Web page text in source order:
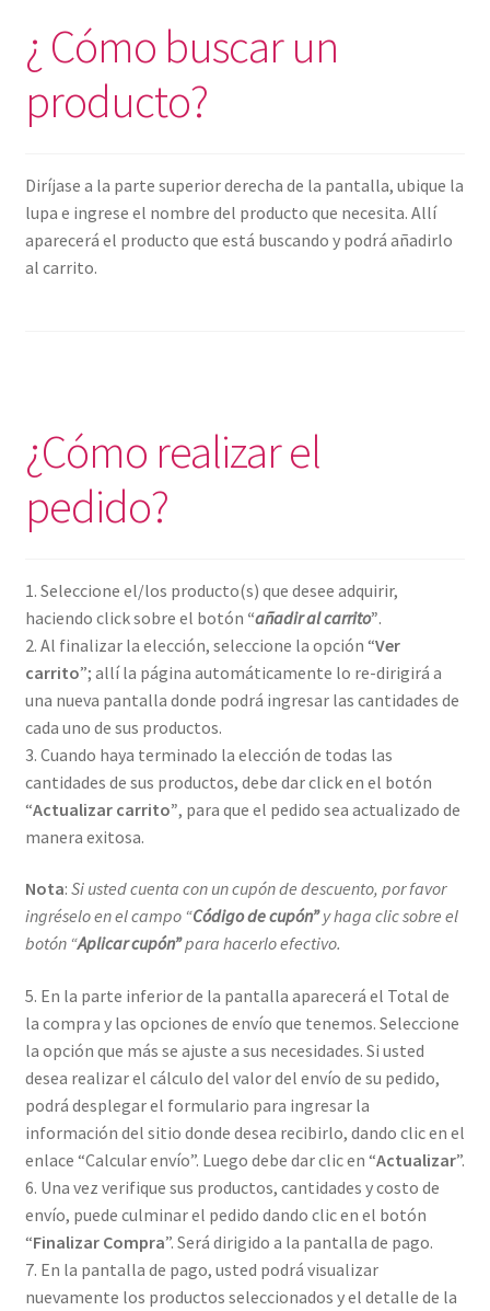
¿ Cómo buscar un
producto?
Diríjase a la parte superior derecha de la pantalla, ubique la
lupa e ingrese el nombre del producto que necesita. Allí
aparecerá el producto que está buscando y podrá añadirlo
al carrito.
¿Cómo realizar el
pedido?
1. Seleccione el/los producto(s) que desee adquirir,
haciendo click sobre el botón “añadir al carrito”.
2. Al finalizar la elección, seleccione la opción “Ver
carrito”; allí la página automáticamente lo re-dirigirá a
una nueva pantalla donde podrá ingresar las cantidades de
cada uno de sus productos.
3. Cuando haya terminado la elección de todas las
cantidades de sus productos, debe dar click en el botón
“Actualizar carrito”, para que el pedido sea actualizado de
manera exitosa.
Nota: Si usted cuenta con un cupón de descuento, por favor
ingréselo en el campo “Código de cupón”y haga clic sobre el
botón “Aplicar cupón”para hacerlo efectivo.
5. En la parte inferior de la pantalla aparecerá el Total de
la compra y las opciones de envío que tenemos. Seleccione
la opción que más se ajuste a sus necesidades. Si usted
desea realizar el cálculo del valor del envío de su pedido,
podrá desplegar el formulario para ingresar la
información del sitio donde desea recibirlo, dando clic en el
enlace “Calcular envío”. Luego debe dar clic en “Actualizar”.
6. Una vez verifique sus productos, cantidades y costo de
envío, puede culminar el pedido dando clic en el botón
“Finalizar Compra”. Será dirigido a la pantalla de pago.
7. En la pantalla de pago, usted podrá visualizar
nuevamente los productos seleccionados y el detalle de la